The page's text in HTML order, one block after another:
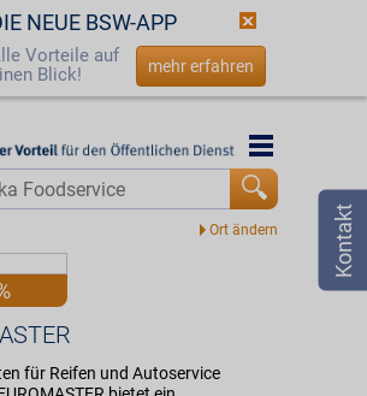
NEUE BSW-APP
Vorteile auf
Blick!
mehr erfahren
für Reifen und Autoservice